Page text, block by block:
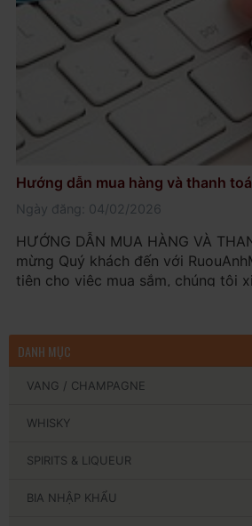
Hướng dẫn mua hàng và thanh
Ngày đăng: 04/02/2026
HƯỚNG DẪN MUA HÀNG VÀ
mừng Quý khách đến với
tiện cho việc mua sắm, chúng tôi
Rượu Anh Minh không dành cho
Phụ nữ mang th...
DANH MỤC
VANG / CHAMPAGNE
WHISKY
SPIRITS & LIQUEUR
BIA NHẬP KHẨU